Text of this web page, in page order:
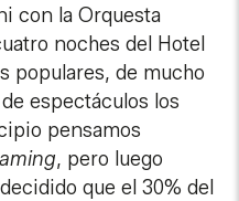
con la Orquesta
noches del Hotel
populares, de mucho
espectáculos los
pensamos
, pero luego
que el 30% del